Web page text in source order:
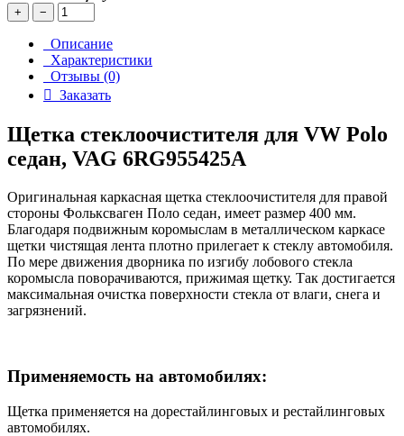
+ −
Описание
Характеристики
Отзывы (0)
Заказать
Щетка стеклоочистителя для VW Polo
седан, VAG 6RG955425A
Оригинальная каркасная щетка стеклоочистителя для правой
стороны Фольксваген Поло седан, имеет размер 400 мм.
Благодаря подвижным коромыслам в металлическом каркасе
щетки чистящая лента плотно прилегает к стеклу автомобиля.
По мере движения дворника по изгибу лобового стекла
коромысла поворачиваются, прижимая щетку. Так достигается
максимальная очистка поверхности стекла от влаги, снега и
загрязнений.
Применяемость на автомобилях:
Щетка применяется на дорестайлинговых и рестайлинговых
автомобилях.